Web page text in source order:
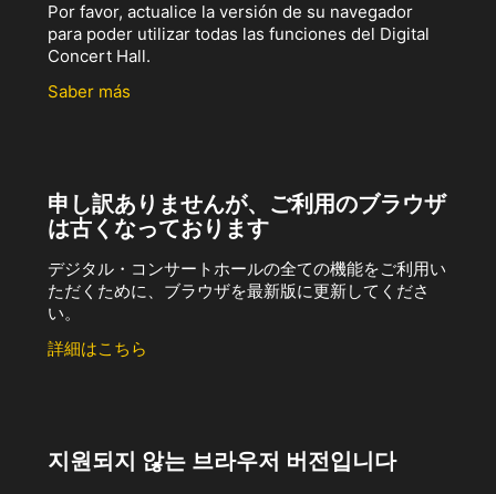
Por favor, actualice la versión de su navegador
para poder utilizar todas las funciones del Digital
Concert Hall.
Saber más
申し訳ありませんが、ご利用のブラウザ
は古くなっております
デジタル・コンサートホールの全ての機能をご利用い
ただくために、ブラウザを最新版に更新してくださ
い。
詳細はこちら
지원되지 않는 브라우저 버전입니다